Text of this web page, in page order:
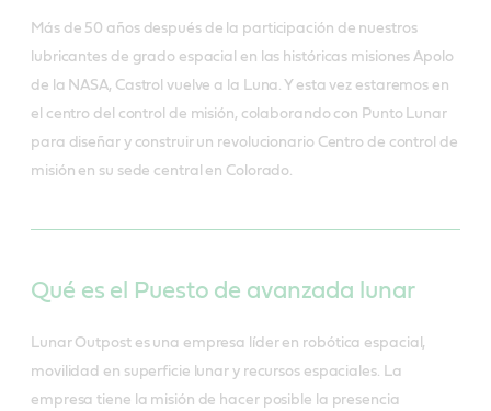
Más de 50 años después de la participación de nuestros
lubricantes de grado espacial en las históricas misiones Apolo
de la NASA, Castrol vuelve a la Luna. Y esta vez estaremos en
el centro del control de misión, colaborando con Punto Lunar
para diseñar y construir un revolucionario Centro de control de
misión en su sede central en Colorado.
Qué es el Puesto de avanzada lunar
Lunar Outpost es una empresa líder en robótica espacial,
movilidad en superficie lunar y recursos espaciales. La
empresa tiene la misión de hacer posible la presencia